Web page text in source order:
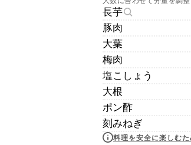
長芋
豚肉
大葉
梅肉
塩こしょう
大根
ポン酢
刻みねぎ
料理を安全に楽しむ